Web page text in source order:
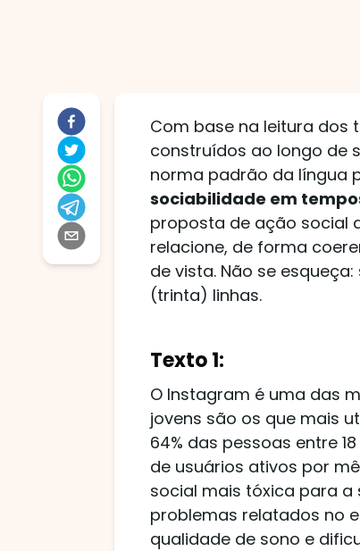
Com base na leitura dos
construídos ao longo de
norma padrão da língua
sociabilidade em
proposta de ação social
relacione, de forma
de vista. Não se
(trinta) linhas.
Texto 1:
O Instagram é uma das
jovens são os que mais
64% das pessoas entre
de usuários ativos por
social mais tóxica para a
problemas relatados no
qualidade de sono e